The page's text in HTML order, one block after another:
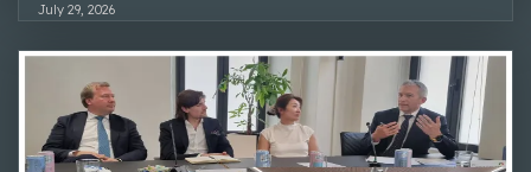
July 29, 2026